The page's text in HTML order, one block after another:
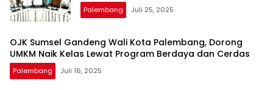
Palembang Juli 25, 2025
OJK Sumsel Gandeng Wali Kota Palembang, Dorong
UMKM Naik Kelas Lewat Program Berdaya dan Cerdas
Palembang Juli 16, 2025